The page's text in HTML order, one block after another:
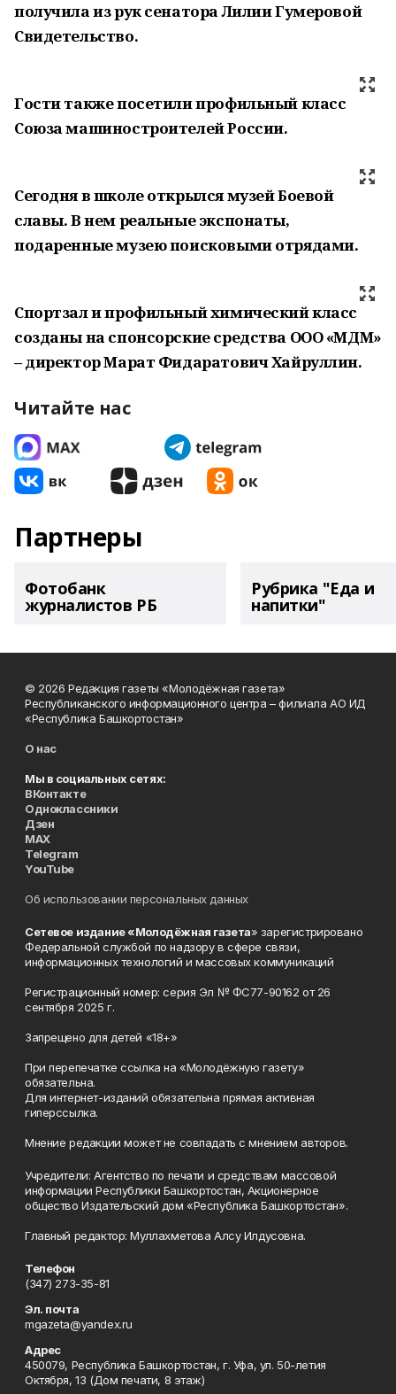
получила из рук сенатора Лилии Гумеровой
Свидетельство.
Гости также посетили профильный класс
Союза машиностроителей России.
Сегодня в школе открылся музей Боевой
славы. В нем реальные экспонаты,
подаренные музею поисковыми отрядами.
Спортзал и профильный химический класс
созданы на спонсорские средства ООО «МДМ»
– директор Марат Фидаратович Хайруллин.
Читайте нас
Партнеры
Фотобанк
журналистов РБ
Рубрика "Еда и
напитки"
© 2026 Редакция газеты «Молодёжная газета»
Республиканского информационного центра – филиала АО ИД
«Республика Башкортостан»
О нас
Мы в социальных сетях:
ВКонтакте
Одноклассники
Дзен
MAX
Telegram
YouTube
Об использовании персональных данных
Сетевое издание «Молодёжная газета» зарегистрировано
Федеральной службой по надзору в сфере связи,
информационных технологий и массовых коммуникаций
Регистрационный номер: серия Эл № ФС77-90162 от 26
сентября 2025 г.
Запрещено для детей «18+»
При перепечатке ссылка на «Молодёжную газету»
обязательна.
Для интернет-изданий обязательна прямая активная
гиперссылка.
Мнение редакции может не совпадать с мнением авторов.
Учредители: Агентство по печати и средствам массовой
информации Республики Башкортостан, Акционерное
общество Издательский дом «Республика Башкортостан».
Главный редактор: Муллахметова Алсу Илдусовна.
Телефон
(347) 273-35-81
Эл. почта
mgazeta@yandex.ru
Адрес
450079, Республика Башкортостан, г. Уфа, ул. 50-летия
Октября, 13 (Дом печати, 8 этаж)